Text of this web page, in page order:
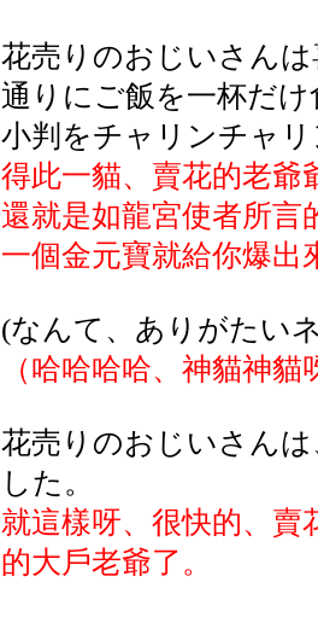
花売りのおじいさん
通りにご飯を一杯だ
小判をチャリンチャ
得此一貓、賣花的老爺
還就是如龍宮使者所言
一個金元寶就給你爆出
(なんて、ありがたい
（哈哈哈哈、神貓神貓
花売りのおじいさん
した。
就這樣呀、很快的、賣
的大戶老爺了。